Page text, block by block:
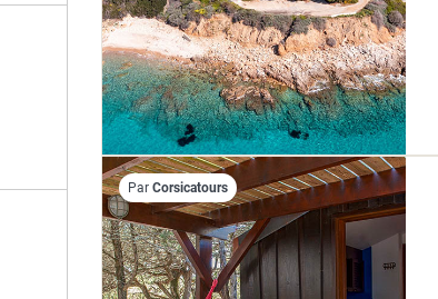
Par Corsicatours